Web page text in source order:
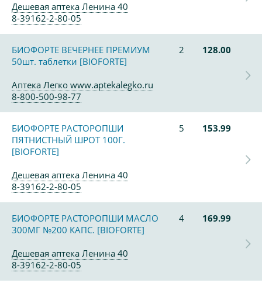
Дешевая аптека Ленина 40
8-39162-2-80-05
БИОФОРТЕ ВЕЧЕРНЕЕ ПРЕМИУМ
50шт. таблетки [BIOFORTE]
2 128.00
Аптека Легко www.aptekalegko.ru
8-800-500-98-77
БИОФОРТЕ РАСТОРОПШИ
ПЯТНИСТНЫЙ ШРОТ 100Г.
[BIOFORTE]
5 153.99
Дешевая аптека Ленина 40
8-39162-2-80-05
БИОФОРТЕ РАСТОРОПШИ МАСЛО
300МГ №200 КАПС. [BIOFORTE]
4 169.99
Дешевая аптека Ленина 40
8-39162-2-80-05